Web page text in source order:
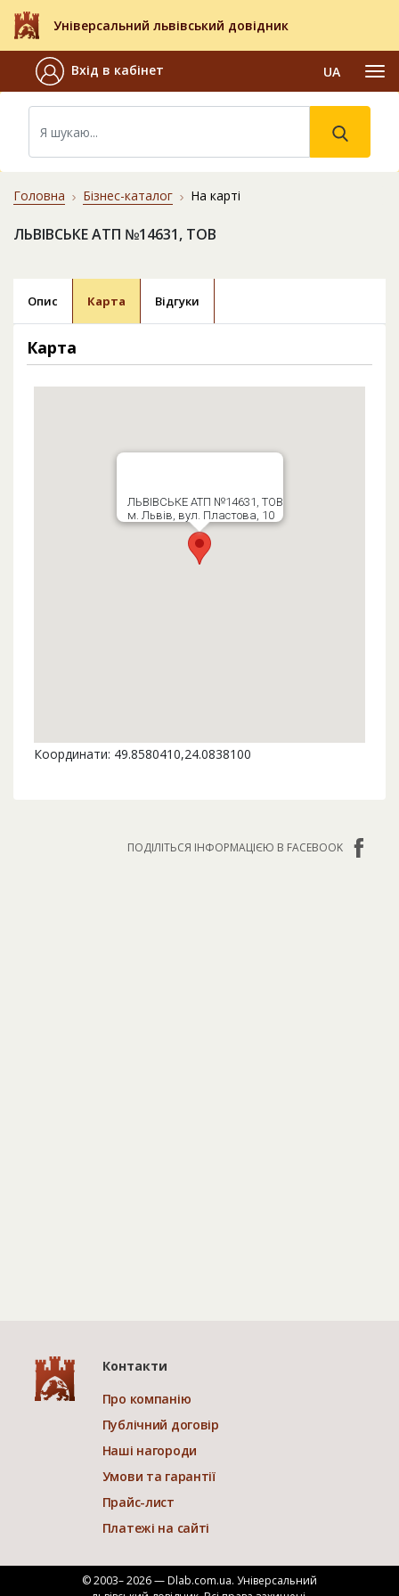
Універсальний львівський довідник
Вхід в кабінет UA
Головна Бізнес-каталог На карті
ЛЬВІВСЬКЕ АТП №14631, ТОВ
Опис Карта Відгуки
Карта
ЛЬВІВСЬКЕ АТП №14631, ТОВ
м. Львів, вул. Пластова, 10
Координати: 49.8580410,24.0838100
ПОДІЛІТЬСЯ ІНФОРМАЦІЄЮ В FACEBOOK
Контакти
Про компанію
Публічний договір
Наші нагороди
Умови та гарантії
Прайс-лист
Платежі на сайті
© 2003– 2026 — Dlab.com.ua. Універсальний